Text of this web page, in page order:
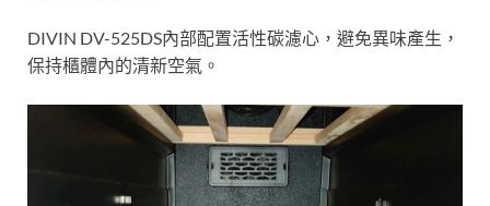
DIVIN DV-525DS內部配置活性碳濾心，避免異味產生，
保持櫃體內的清新空氣。